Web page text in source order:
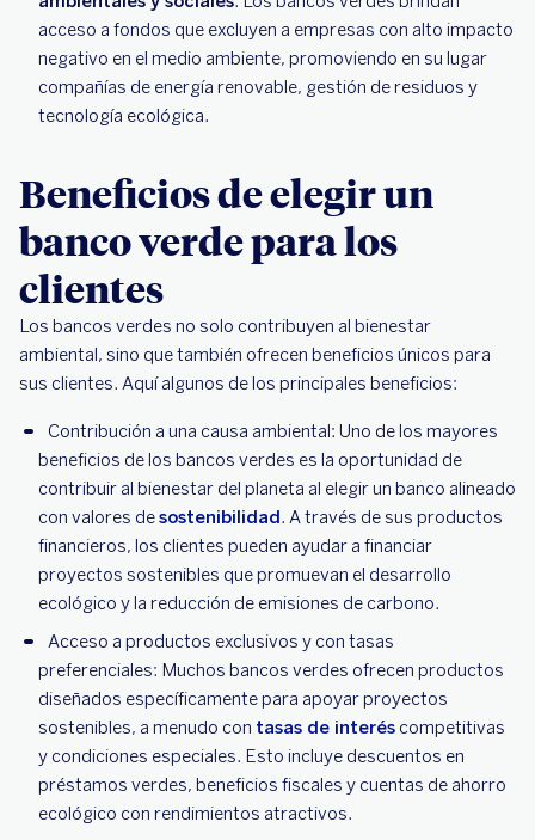
acceso a fondos que excluyen a empresas con alto impacto
negativo en el medio ambiente, promoviendo en su lugar
compañías de energía renovable, gestión de residuos y
tecnología ecológica.
Beneficios de elegir un
banco verde para los
clientes
Los bancos verdes no solo contribuyen al bienestar
ambiental, sino que también ofrecen beneficios únicos para
sus clientes. Aquí algunos de los principales beneficios:
Contribución a una causa ambiental: Uno de los mayores
beneficios de los bancos verdes es la oportunidad de
contribuir al bienestar del planeta al elegir un banco alineado
con valores desostenibilidad. A través de sus productos
financieros, los clientes pueden ayudar a financiar
proyectos sostenibles que promuevan el desarrollo
ecológico y la reducción de emisiones de carbono.
Acceso a productos exclusivos y con tasas
preferenciales: Muchos bancos verdes ofrecen productos
diseñados específicamente para apoyar proyectos
sostenibles, a menudo con tasas de interés competitivas
y condiciones especiales. Esto incluye descuentos en
préstamos verdes, beneficios fiscales y cuentas de ahorro
ecológico con rendimientos atractivos.